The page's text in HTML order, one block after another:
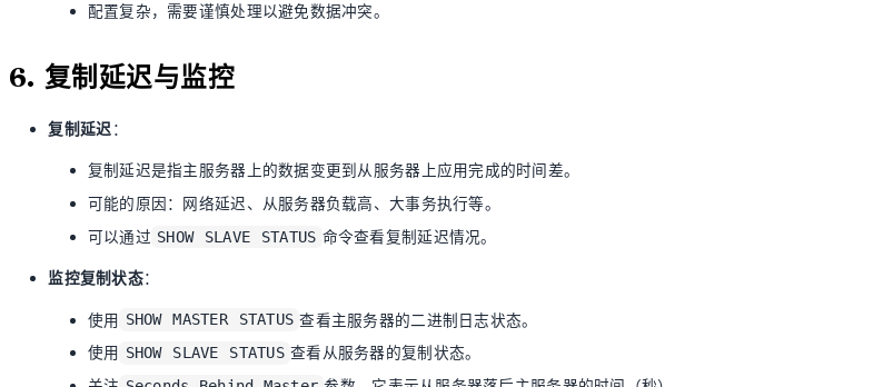
配置复杂，需要谨慎处理以避免数据冲突。
6. 复制延迟与监控
复制延迟：
复制延迟是指主服务器上的数据变更到从服务器上应用完成的时间差。
可能的原因：网络延迟、从服务器负载高、大事务执行等。
可以通过 SHOW SLAVE STATUS 命令查看复制延迟情况。
监控复制状态：
使用 SHOW MASTER STATUS 查看主服务器的二进制日志状态。
使用 SHOW SLAVE STATUS 查看从服务器的复制状态。